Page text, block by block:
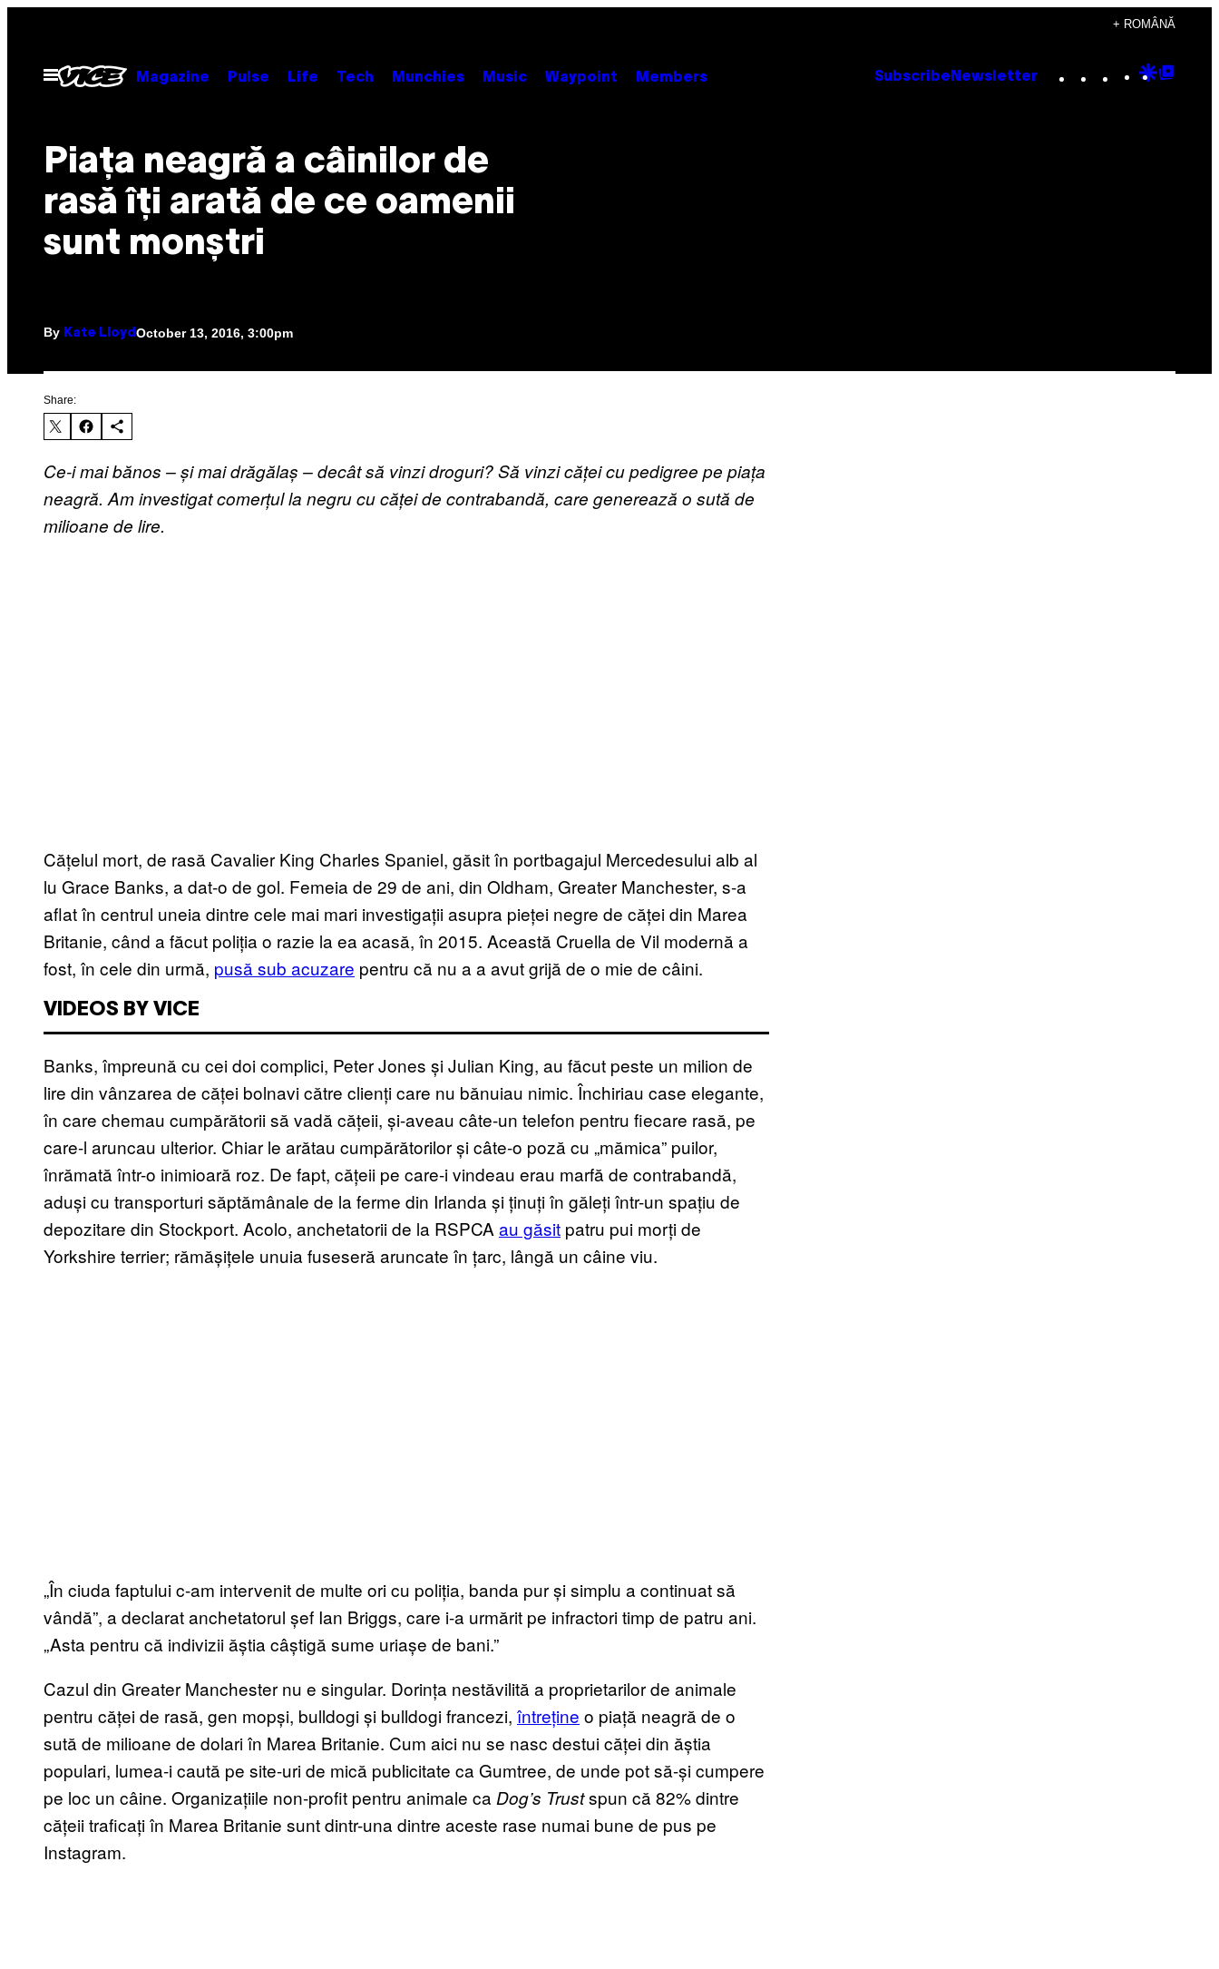
content
+ ROMÂNĂ
Open
Menu
Magazine Pulse Life Tech Munchies Music Waypoint Members Subscribe Newsletter Instagram
TikTok
YouTube
Google
Piața neagră a câinilor de
rasă îți arată de ce oamenii
sunt monștri
By Kate Lloyd October 13, 2016, 3:00pm
Share:
Ce-i mai bănos – și mai drăgălaș – decât să vinzi droguri? Să vinzi căței cu pedigree pe piața
neagră. Am investigat comerțul la negru cu căței de contrabandă, care generează o sută de
milioane de lire.
Cățelul mort, de rasă Cavalier King Charles Spaniel, găsit în portbagajul Mercedesului alb al
lu Grace Banks, a dat-o de gol. Femeia de 29 de ani, din Oldham, Greater Manchester, s-a
aflat în centrul uneia dintre cele mai mari investigații asupra pieței negre de căței din Marea
Britanie, când a făcut poliția o razie la ea acasă, în 2015. Această Cruella de Vil modernă a
fost, în cele din urmă, pusă sub acuzare pentru că nu a a avut grijă de o mie de câini.
VIDEOS BY VICE
Banks, împreună cu cei doi complici, Peter Jones și Julian King, au făcut peste un milion de
lire din vânzarea de căței bolnavi către clienți care nu bănuiau nimic. Închiriau case elegante,
în care chemau cumpărătorii să vadă cățeii, și-aveau câte-un telefon pentru fiecare rasă, pe
care-l aruncau ulterior. Chiar le arătau cumpărătorilor și câte-o poză cu „mămica” puilor,
înrămată într-o inimioară roz. De fapt, cățeii pe care-i vindeau erau marfă de contrabandă,
aduși cu transporturi săptămânale de la ferme din Irlanda și ținuți în găleți într-un spațiu de
depozitare din Stockport. Acolo, anchetatorii de la RSPCA au găsit patru pui morți de
Yorkshire terrier; rămășițele unuia fuseseră aruncate în țarc, lângă un câine viu.
„În ciuda faptului c-am intervenit de multe ori cu poliția, banda pur și simplu a continuat să
vândă”, a declarat anchetatorul șef Ian Briggs, care i-a urmărit pe infractori timp de patru ani.
„Asta pentru că indivizii ăștia câștigă sume uriașe de bani.”
Cazul din Greater Manchester nu e singular. Dorința nestăvilită a proprietarilor de animale
pentru căței de rasă, gen mopși, bulldogi și bulldogi francezi, întreține o piață neagră de o
sută de milioane de dolari în Marea Britanie. Cum aici nu se nasc destui căței din ăștia
populari, lumea-i caută pe site-uri de mică publicitate ca Gumtree, de unde pot să-și cumpere
pe loc un câine. Organizațiile non-profit pentru animale ca Dog’s Trustspun că 82% dintre
cățeii traficați în Marea Britanie sunt dintr-una dintre aceste rase numai bune de pus pe
Instagram.